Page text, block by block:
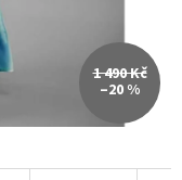
1 490 Kč
–20 %